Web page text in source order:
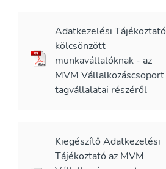
Adatkezelési Tájékoztató
kölcsönzött
munkavállalóknak - az
MVM Vállalkozáscsoport
tagvállalatai részéről
Kiegészítő Adatkezelési
Tájékoztató az MVM